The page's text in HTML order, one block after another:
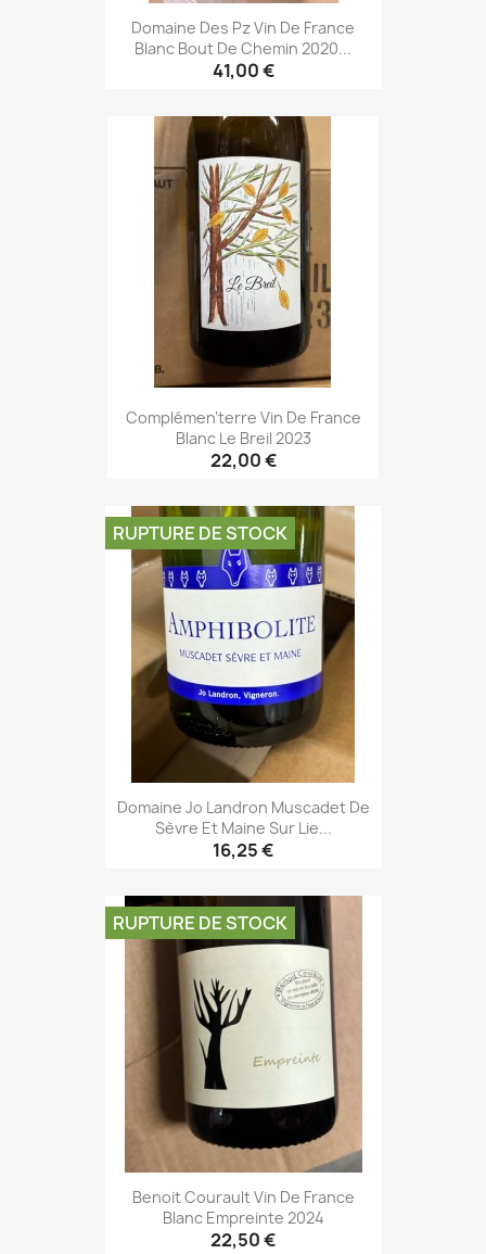
Domaine Des Pz Vin De France
Blanc Bout De Chemin 2020...
41,00 €
Complémen'terre Vin De France
Blanc Le Breil 2023
22,00 €
Domaine Jo Landron Muscadet De
Sèvre Et Maine Sur Lie...
16,25 €
RUPTURE DE STOCK
Benoit Courault Vin De France
Blanc Empreinte 2024
22,50 €
RUPTURE DE STOCK